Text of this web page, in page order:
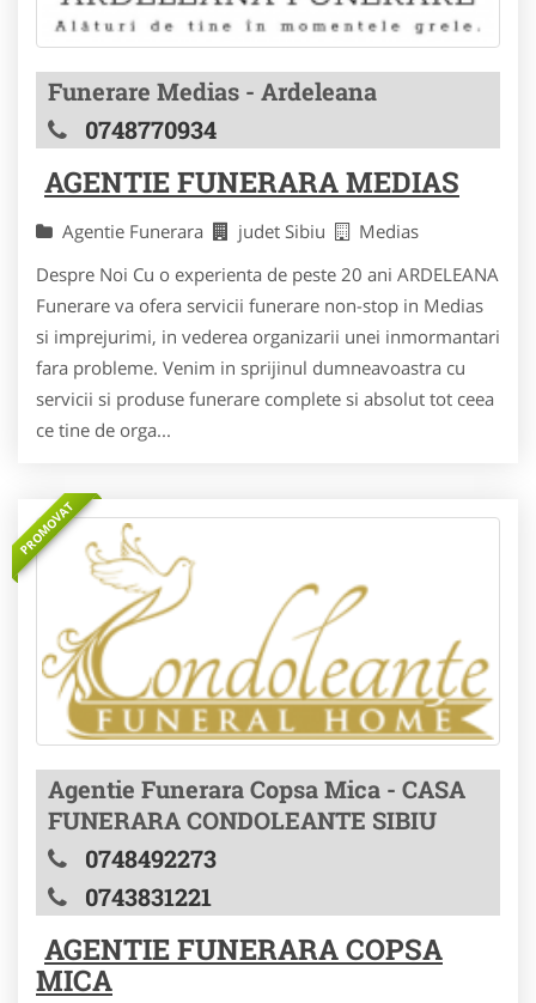
Funerare Medias - Ardeleana
0748770934
AGENTIE FUNERARA MEDIAS
Agentie Funerara judet Sibiu
Medias
Despre Noi Cu o experienta de peste 20 ani ARDELEANA
Funerare va ofera servicii funerare non-stop in Medias
si imprejurimi, in vederea organizarii unei inmormantari
fara probleme. Venim in sprijinul dumneavoastra cu
servicii si produse funerare complete si absolut tot ceea
ce tine de orga...
PROMOVAT
Agentie Funerara Copsa Mica - CASA
FUNERARA CONDOLEANTE SIBIU
0748492273
0743831221
AGENTIE FUNERARA COPSA
MICA